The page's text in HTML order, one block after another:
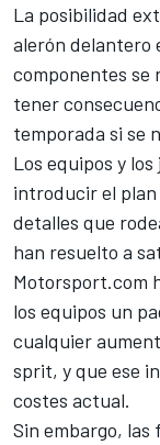
La posibilidad
alerón delantero
componentes se
tener
temporada si se
Los equipos y
introducir el
detalles que
han resuelto a
Motorsport.com
los equipos un
cualquier
sprit, y que ese
costes actual.
Sin embargo, las